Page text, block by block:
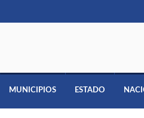
MUNICIPIOS ESTADO